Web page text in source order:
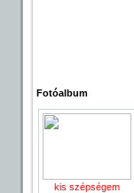
Fotóalbum
kis szépségem